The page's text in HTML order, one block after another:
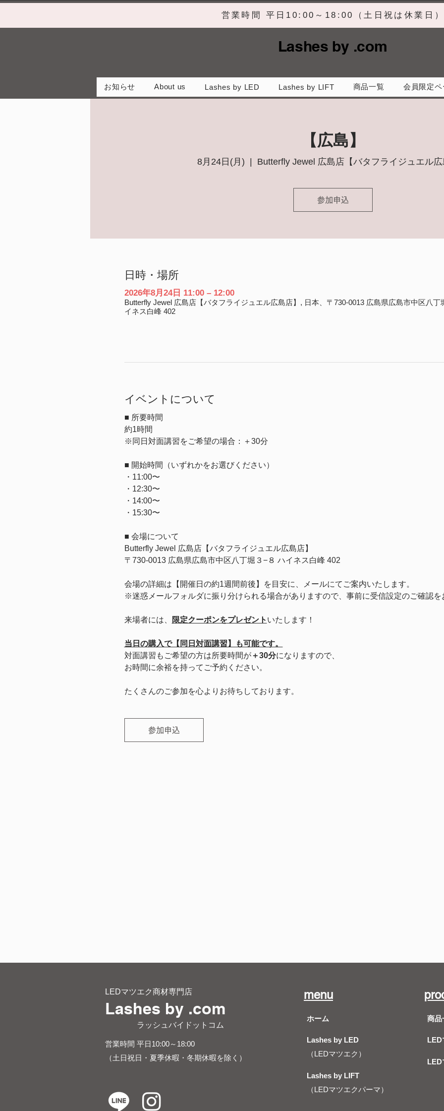
営業時間 平日10:00～18:00（土日祝は休業日）
Lashes by .com
お知らせ About us Lashes by LED Lashes by LIFT 商品一覧 会員限定ペ
【広島】
8月24日(月)
  |
Butterfly Jewel 広島店【バタフライジュエル広
参加申込
日時・場所
2026年8月24日 11:00 – 12:00
Butterfly Jewel 広島店【バタフライジュエル広島店】, 日本、〒730-0013 広島県広島市中区八丁
イネス白峰 402
イベントについて
■ 所要時間
約1時間
※同日対面講習をご希望の場合：＋30分
■ 開始時間（いずれかをお選びください）
・11:00〜
・12:30〜
・14:00〜
・15:30〜
■ 会場について
Butterfly Jewel 広島店【バタフライジュエル広島店】
〒730-0013 広島県広島市中区八丁堀３−８ ハイネス白峰 402
会場の詳細は【開催日の約1週間前後】を目安に、メールにてご案内いたします。
※迷惑メールフォルダに振り分けられる場合がありますので、事前に受信設定のご確認を
来場者には、 限定クーポンをプレゼント いたします！
当日の購入で【同日対面講習】も可能です。
対面講習もご希望の方は所要時間が＋30分になりますので、
お時間に余裕を持ってご予約ください。
たくさんのご参加を心よりお待ちしております。
参加申込
LEDマツエク商材専門店
Lashes by .com
​ ラッシュバイドットコム
営業時間 平日10:00～18:00
（土日祝日・夏季休暇・冬期休暇を除く）
menu
ホーム
Lashes by LED
（LEDマツエク）
Lashes by LIFT
（LEDマツエクパーマ）
商品
LED
LED